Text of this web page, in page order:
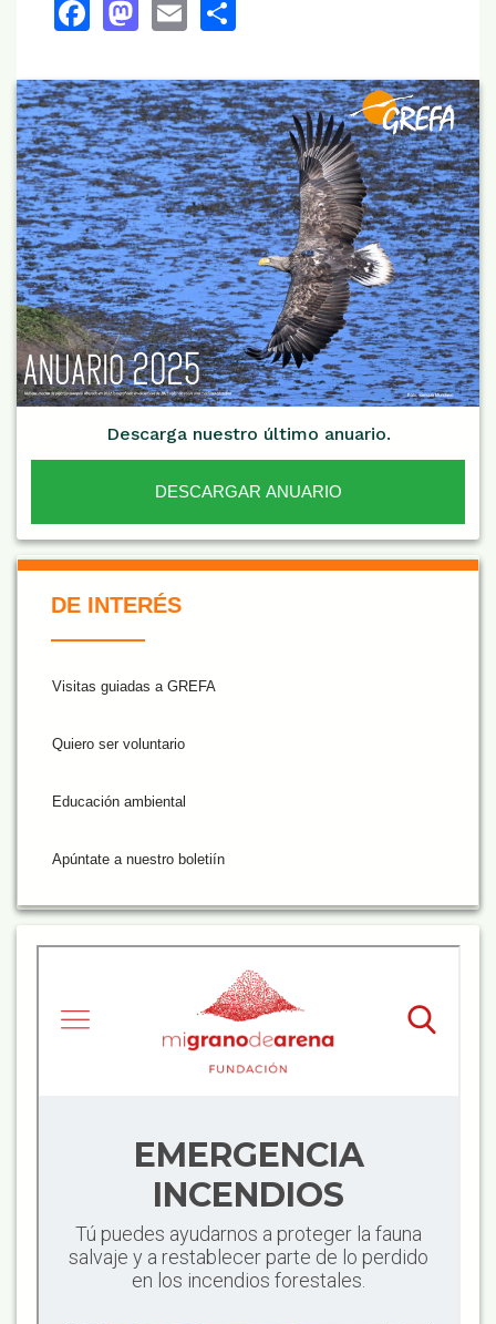
Facebook
Mastodon
Email
Descarga nuestro último anuario.
DESCARGAR ANUARIO
DE INTERÉS
Visitas guiadas a GREFA
Quiero ser voluntario
Educación ambiental
Apúntate a nuestro boletiín